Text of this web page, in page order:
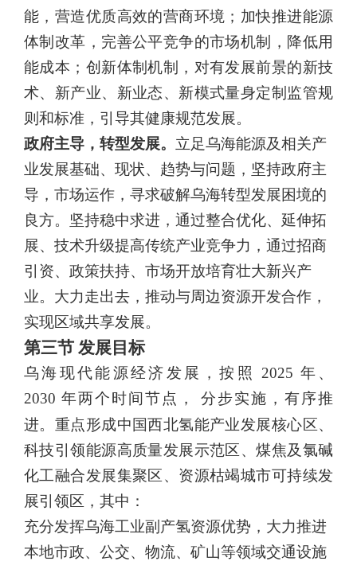
能，营造优质高效的营商环境；加快推进能源
体制改革，完善公平竞争的市场机制，降低用
能成本；创新体制机制，对有发展前景的新技
术、新产业、新业态、新模式量身定制监管规
则和标准，引导其健康规范发展。
政府主导，转型发展。 立足乌海能源及相关产
业发展基础、现状、 趋势与问题，坚持政府主
导，市场运作，寻求破解乌海转型发展困境的
良方。坚持稳中求进，通过整合优化、延伸拓
展、技术升级提高传统产业竞争力，通过招商
引资、政策扶持、市场开放培育壮大新兴产
业。大力走出去，推动与周边资源开发合作，
实现区域共享发展。
第三节 发展目标
乌海现代能源经济发展，按照 2025 年、
2030 年两个时间节点，
分步实施，有序推
进。重点形成中国西北氢能产业发展核心区、
科技引领能源高质量发展示范区、煤焦及氯碱
化工融合发展集聚区、资源枯竭城市可持续发
展引领区，其中：
充分发挥乌海工业副产氢资源优势，大力推进
本地市政、公交、 物流、矿山等领域交通设施